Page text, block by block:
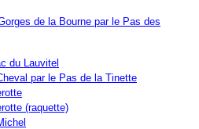
de la Bourne par le Pas des
du Lauvitel
par le Pas de la Tinette
(raquette)